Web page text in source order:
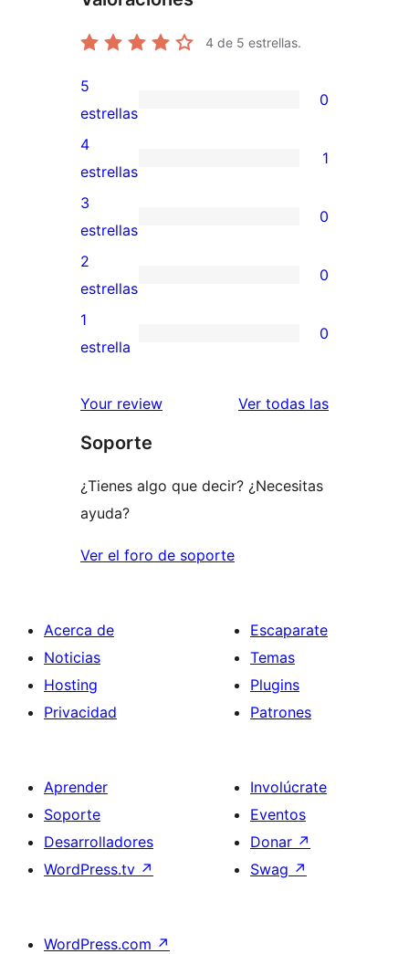
4 de 5 estrellas.
0
valoraciones
de
5
estrellas
5
estrellas
0
1
valoración
de
4
estrellas
4
estrellas
1
0
valoraciones
de
3
estrellas
3
estrellas
0
0
valoraciones
de
estrellas
2
estrellas
0
0
de
estrellas
1
estrella
0
Your review Ver todas las
Soporte
¿Tienes algo que decir? ¿Necesitas
ayuda?
Ver el foro de soporte
Acerca de
Noticias
Hosting
Privacidad
Escaparate
Temas
Plugins
Patrones
Aprender
Soporte
Desarrolladores
WordPress.tv ↗
Involúcrate
Eventos
Donar ↗
Swag ↗
WordPress.com ↗